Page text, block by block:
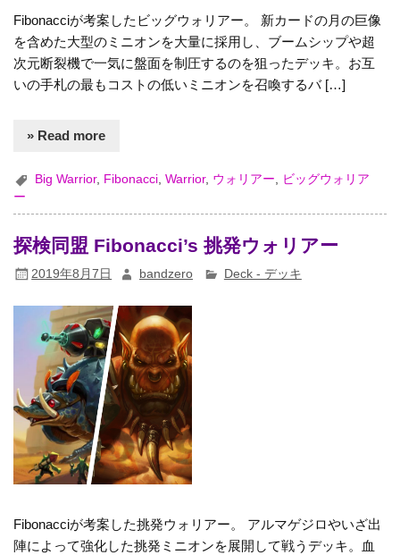
Fibonacciが考案したビッグウォリアー。 新カードの月の巨像
を含めた大型のミニオンを大量に採用し、ブームシップや超
次元断裂機で一気に盤面を制圧するのを狙ったデッキ。お互
いの手札の最もコストの低いミニオンを召喚するバ […]
» Read more
Big Warrior, Fibonacci ,Warrior, ウォリアー
ビッグウォリア
ー
探検同盟 Fibonacci’s 挑発ウォリアー
2019年8月7日 bandzero Deck - デッキ
Fibonacciが考案した挑発ウォリアー。 アルマゲジロやいざ出
陣によって強化した挑発ミニオンを展開して戦うデッキ。血